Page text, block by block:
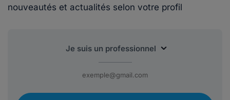
nouveautés et actualités selon votre profil